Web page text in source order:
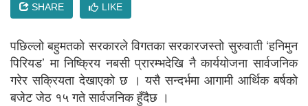
SHARE LIKE
पछिल्लो बहुमतको सरकारले विगतका सरकारजस्तो सुरुवाती ‘हनिमुन
पिरियड’ मा निष्क्रिय नबसी प्रारम्भदेखि नै कार्ययोजना सार्वजनिक
गरेर सक्रियता देखाएको छ । यसै सन्दर्भमा आगामी आर्थिक बर्षकाे
बजेट जेठ १५ गते सार्वजनिक हुँदैछ ।